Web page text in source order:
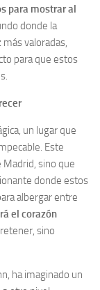
para mostrar al
donde la
valoradas,
para que estos
un lugar que
Este
sino que
donde estos
albergar entre
el corazón
sino
ha imaginado un